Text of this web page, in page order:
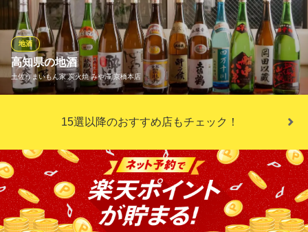
大阪府大阪市都島区東野田町4-9-18
旨味。料理を引き立てる一杯を、職人技が光る逸品とともに。洗
練された和の空間で、至福のひとときをお楽しみください。
寿司・和食 がんこ コムズ京橋店
寿司 和食 居酒屋
大阪メトロ長堀鶴見緑地線京橋駅 徒歩1分
高知県の地酒
土佐うまいもん家 炭火焼 みや澤 京橋本店
地酒
高知県の地酒を豊富に取り揃えております。ぜひいろいろお試し
いただき、お気に入りの一杯を見つけてください。日本酒はもち
引き立てるお酒を片手に、土佐料理を思う存分お楽しみくださ
い！
土佐うまいもん家 炭火焼 みや澤 京橋本店
こだわり土佐料理の店
15選以降のおすすめ店もチェック！